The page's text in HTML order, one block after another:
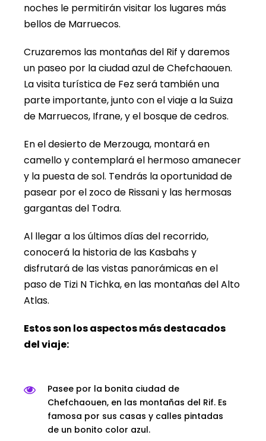
noches le permitirán visitar los lugares más
bellos de Marruecos.
Cruzaremos las montañas del Rif y daremos
un paseo por la ciudad azul de Chefchaouen.
La visita turística de Fez será también una
parte importante, junto con el viaje a la Suiza
de Marruecos, Ifrane, y el bosque de cedros.
En el desierto de Merzouga, montará en
camello y contemplará el hermoso amanecer
y la puesta de sol. Tendrás la oportunidad de
pasear por el zoco de Rissani y las hermosas
gargantas del Todra.
Al llegar a los últimos días del recorrido,
conocerá la historia de las Kasbahs y
disfrutará de las vistas panorámicas en el
paso de Tizi N Tichka, en las montañas del Alto
Atlas.
Estos son los aspectos más destacados
del viaje:
Pasee por la bonita ciudad de
Chefchaouen, en las montañas del Rif. Es
famosa por sus casas y calles pintadas
de un bonito color azul.